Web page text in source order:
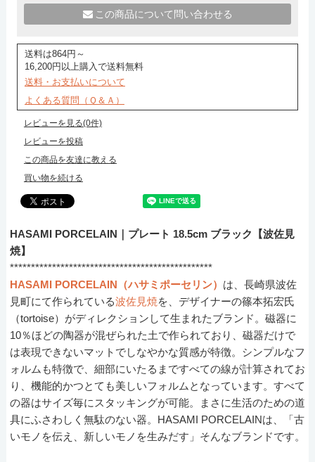
この商品について問い合わせる
送料は864円～
16,200円以上購入で送料無料
送料・お支払いについて
よくある質問（Ｑ＆Ａ）
レビューを見る(0件)
レビューを投稿
この商品を友達に教える
買い物を続ける
HASAMI PORCELAIN｜プレート 18.5cm ブラック【波佐見
焼】
************************************************
HASAMI PORCELAIN（ハサミポーセリン） は、長崎県波佐
見町にて作られている波佐見焼を、デザイナーの篠本拓宏氏
（tortoise）がディレクションして生まれたブランド。磁器に
10％ほどの陶器が混ぜられた土で作られており、磁器だけで
は表現できないマットでしなやかな質感が特徴。シンプルなフ
ォルムも特徴で、細部にいたるまですべての線が計算されてお
り、機能的かつとても美しいフォルムとなっています。すべて
の器はサイズ毎にスタッキングが可能。まさに生活のための道
具にふさわしく無駄のない器。HASAMI PORCELAINは、「古
いモノを伝え、新しいモノを生みだす」そんなブランドです。